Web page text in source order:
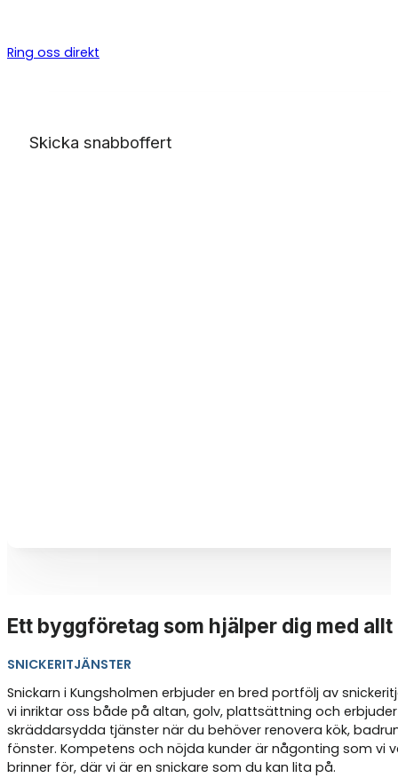
Ring oss direkt
Skicka snabboffert
Ett byggföretag som hjälper dig med allt
SNICKERITJÄNSTER
Snickarn i Kungsholmen erbjuder en bred portfölj av
vi inriktar oss både på altan, golv, plattsättning och erbjuder
skräddarsydda tjänster när du behöver renovera kök,
fönster. Kompetens och nöjda kunder är någonting som vi
brinner för, där vi är en snickare som du kan lita på.